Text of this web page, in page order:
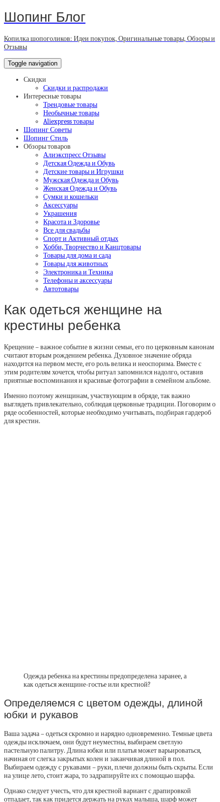
Шопинг Блог
Копилка шопоголиков: Идеи покупок, Оригинальные товары, Обзоры и
Отзывы
Toggle navigation
Скидки
Скидки и распродажи
Интересные товары
Трендовые товары
Необычные товары
Aliexpress товары
Шопинг Советы
Шопинг Стиль
Обзоры товаров
Алиэкспресс Отзывы
Детская Одежда и Обувь
Детские товары и Игрушки
Мужская Одежда и Обувь
Женская Одежда и Обувь
Сумки и кошельки
Аксессуары
Украшения
Красота и Здоровье
Все для свадьбы
Спорт и Активный отдых
Хобби, Творчество и Канцтовары
Товары для дома и сада
Товары для животных
Электроника и Техника
Телефоны и аксессуары
Автотовары
Как одеться женщине на
крестины ребенка
Крещение – важное событие в жизни семьи, его по церковным канонам
считают вторым рождением ребенка. Духовное значение обряда
находится на первом месте, его роль велика и неоспорима. Вместе с
этим родителям хочется, чтобы ритуал запомнился надолго, оставив
приятные воспоминания и красивые фотографии в семейном альбоме.
Именно поэтому женщинам, участвующим в обряде, так важно
выглядеть привлекательно, соблюдая церковные традиции. Поговорим о
ряде особенностей, которые необходимо учитывать, подбирая гардероб
для крестин.
Одежда ребенка на крестины предопределена заранее, а
как одеться женщине-гостье или крестной?
Определяемся с цветом одежды, длиной
юбки и рукавов
Ваша задача – одеться скромно и нарядно одновременно. Темные цвета
одежды исключаем, они будут неуместны, выбираем светлую
пастельную палитру. Длина юбки или платья может варьироваться,
начиная от слегка закрытых колен и заканчивая длиной в пол.
Выбираем одежду с рукавами – руки, плечи должны быть скрыты. Если
на улице лето, стоит жара, то задрапируйте их с помощью шарфа.
Однако следует учесть, что для крестной вариант с драпировкой
отпадает, так как придется держать на руках малыша, шарф может